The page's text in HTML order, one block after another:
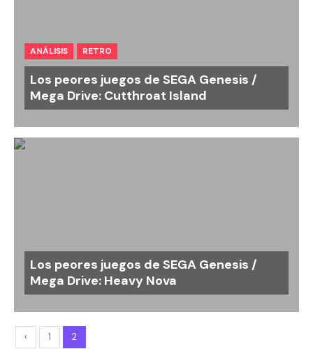
ANÁLISIS RETRO
Los peores juegos de SEGA Genesis /
Mega Drive: Cutthroat Island
Los peores juegos de SEGA Genesis /
Mega Drive: Heavy Nova
‹ 1 2